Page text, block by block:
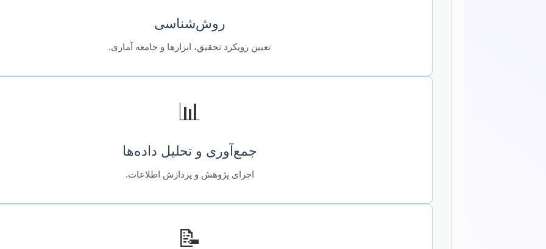
روش‌شناسی
تعیین رویکرد تحقیق، ابزارها و جامعه آماری.
📊
جمع‌آوری و تحلیل داده‌ها
اجرای پژوهش و پردازش اطلاعات.
📝